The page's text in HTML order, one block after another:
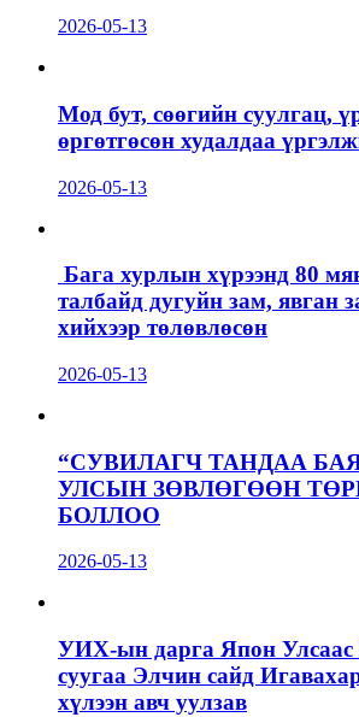
2026-05-13
Мод бут, сөөгийн суулгац,
өргөтгөсөн худалдаа
2026-05-13
Бага хурлын хүрээнд 80
талбайд дугуйн зам, явган
хийхээр төлөвлөсөн
2026-05-13
“СУВИЛАГЧ ТАНДАА
УЛСЫН ЗӨВЛӨГӨӨН
БОЛЛОО
2026-05-13
УИХ-ын дарга Япон Улсаас
суугаа Элчин сайд
хүлээн авч уулзав